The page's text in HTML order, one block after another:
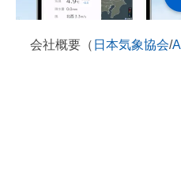
会社概要（ 日本気象協会/